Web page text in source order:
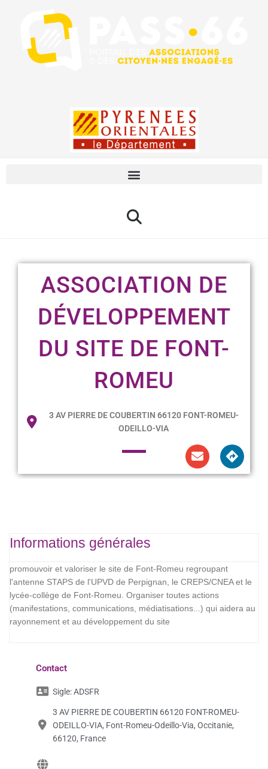
ASSOCIATION DE
DÉVELOPPEMENT
DU SITE DE FONT-
ROMEU
3 AV PIERRE DE COUBERTIN 66120 FONT-ROMEU-
ODEILLO-VIA
Informations générales
promouvoir et valoriser le site de Font-Romeu regroupant
l'antenne STAPS de l'UPVD de Perpignan, le CREPS/CNEA et le
lycée-collège de Font-Romeu. Organiser toutes actions
(manifestations, communications, médiatisations...) qui aidera au
rayonnement et au développement du site
Contact
Sigle:ADSFR
3 AV PIERRE DE COUBERTIN 66120 FONT-ROMEU-
ODEILLO-VIA, Font-Romeu-Odeillo-Via, Occitanie,
66120, France